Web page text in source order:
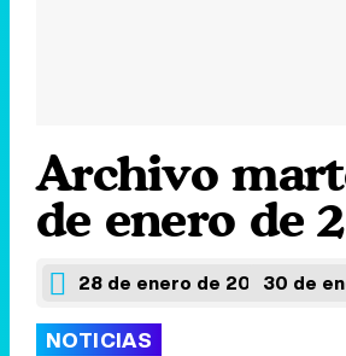
Archivo
de enero de
28 de enero de 200830 de
NOTICIAS